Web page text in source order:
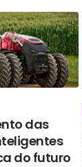
das
do futuro